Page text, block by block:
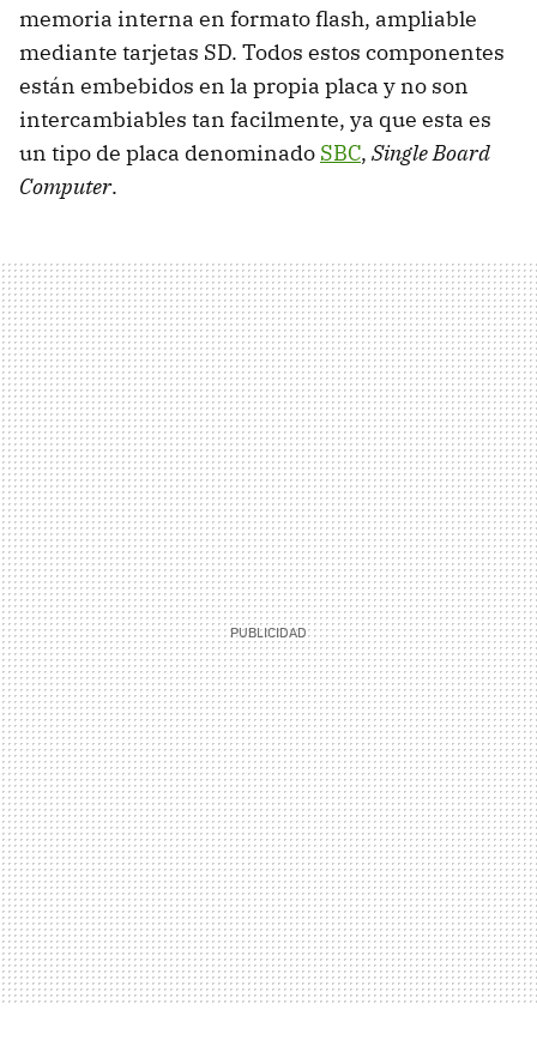
memoria interna en formato flash, ampliable
mediante tarjetas SD. Todos estos componentes
están embebidos en la propia placa y no son
intercambiables tan facilmente, ya que esta es
un tipo de placa denominado SBC, Single Board
Computer.